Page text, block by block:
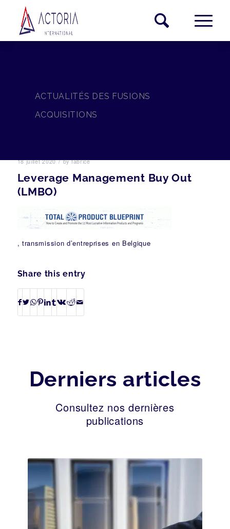
ACTUALITÉS DES FUSIONS
ACQUISITIONS
18 juillet 2020 / byfabrice
Leverage Management Buy Out
(LMBO)
, transmission d’entreprises en Belgique
Share this entry
Derniers articles
Consultez nos dernières
publications